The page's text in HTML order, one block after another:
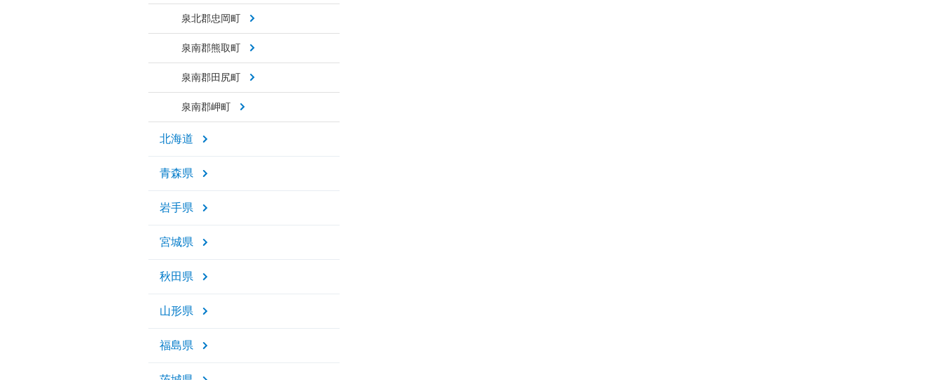
泉北郡忠岡町
泉南郡熊取町
泉南郡田尻町
泉南郡岬町
北海道
青森県
岩手県
宮城県
秋田県
山形県
福島県